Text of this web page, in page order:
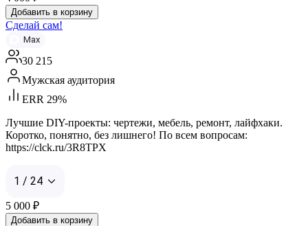
Добавить в корзину
Сделай сам!
Max
30 215
Мужская аудитория
ERR 29%
Лучшие DIY-проекты: чертежи, мебель, ремонт, лайфхаки.
Коротко, понятно, без лишнего! По всем вопросам:
https://clck.ru/3R8TPX
1 / 24
5 000 ₽
Добавить в корзину